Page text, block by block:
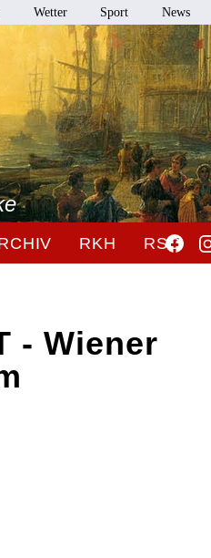
Wetter Sport News
RKH RSO
- Wiener